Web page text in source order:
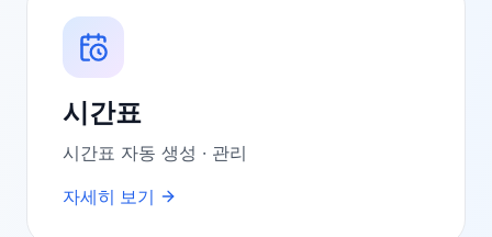
시간표
시간표 자동 생성 · 관리
자세히 보기